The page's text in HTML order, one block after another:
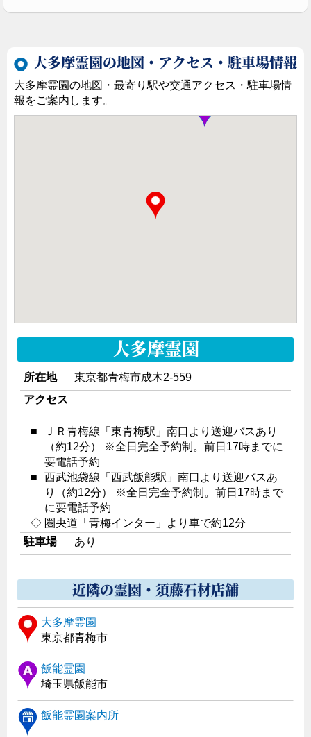
大多摩霊園の地図・アクセス・駐車場情報
大多摩霊園の地図・最寄り駅や交通アクセス・駐車場情
報をご案内します。
大多摩霊園
所在地
東京都青梅市成木2-559
アクセス
■
ＪＲ青梅線「東青梅駅」南口より送迎バスあり
（約12分） ※全日完全予約制。前日17時までに
要電話予約
■
西武池袋線「西武飯能駅」南口より送迎バスあ
り（約12分） ※全日完全予約制。前日17時まで
に要電話予約
◇ 圏央道「青梅インター」より車で約12分
駐車場
あり
近隣の霊園・須藤石材店舗
大多摩霊園
東京都青梅市
飯能霊園
埼玉県飯能市
飯能霊園案内所